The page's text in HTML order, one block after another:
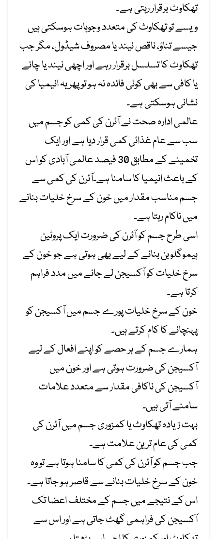
تھکاوٹ برقرار رہتی ہے۔
ویسے تو تھکاوٹ کی متعدد وجوہات ہوسکتی ہیں
جیسے تناؤ، ناقص نیند یا مصروف شیڈول، مگر جب
تھکاوٹ کا تسلسل برقرار رہے اور اچھی نیند یا چائے
یا کافی سے بھی کوئی فائدہ نہ ہو تو پھر یہ انیمیا کی
نشانی ہوسکتی ہے۔
عالمی ادارہ صحت نے آئرن کی کمی کو جسم میں
سب سے عام غذائی کمی قرار دیا ہے اور ایک
تخمینے کے مطابق 30 فیصد عالمی آبادی کو اس
کے باعث انیمیا کا سامنا ہے۔آئرن کی کمی سے
جسم مناسب مقدار میں خون کے سرخ خلیات بنانے
میں ناکام رہتا ہے۔
اسی طرح جسم کو آئرن کی ضرورت ایک پروٹین
ہیموگلوبن بنانے کے لیے بھی ہوتی ہے جو خون کے
سرخ خلیات کو آکسیجن لے جانے میں مدد فراہم
کرتا ہے۔
خون کے سرخ خلیات پورے جسم میں آکسیجن کو
پہنچانے کا کام کرتے ہیں۔
ہمارے جسم کے ہر حصے کو اپنے افعال کے لیے
آکسیجن کی ضرورت ہوتی ہے اور خون میں
آکسیجن کی ناکافی مقدار سے متعدد علامات
سامنے آتی ہیں۔
بہت زیادہ تھکاوٹ یا کمزوری جسم میں آئرن کی
کمی کی عام ترین علامت ہے۔
جب جسم کو آئرن کی کمی کا سامنا ہوتا ہے تو وہ
خون کے سرخ خلیات بنانے سے قاصر ہو جاتا ہے۔
اس کے نتیجے میں جسم کے مختلف اعضا تک
آکسیجن کی فراہمی گھٹ جاتی ہے اور اس سے